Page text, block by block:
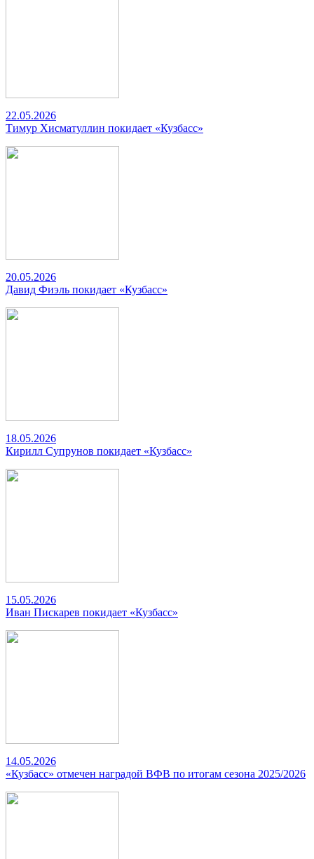
22.05.2026
Тимур Хисматуллин покидает «Кузбасс»
20.05.2026
Давид Фиэль покидает «Кузбасс»
18.05.2026
Кирилл Супрунов покидает «Кузбасс»
15.05.2026
Иван Пискарев покидает «Кузбасс»
14.05.2026
«Кузбасс» отмечен наградой ВФВ по итогам сезона 2025/2026